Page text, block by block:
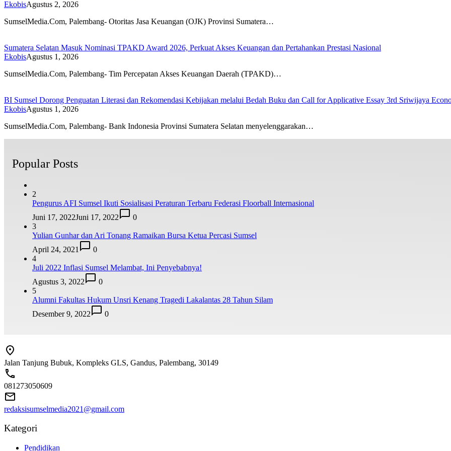
EkobisAgustus 2, 2026
SumselMedia.Com, Palembang- Otoritas Jasa Keuangan (OJK) Provinsi Sumatera…
Sumatera Selatan Masuk Nominasi TPAKD Award 2026, Perkuat Akses Keuangan dan Pertahankan Prestasi Nasional
EkobisAgustus 1, 2026
SumselMedia.Com, Palembang- Tim Percepatan Akses Keuangan Daerah (TPAKD)…
BI Sumsel Dorong Penguatan Literasi dan Rekomendasi Kebijakan melalui Bedah Buku dan Call for Applicative Essay 3rd Sriwijaya
EkobisAgustus 1, 2026
SumselMedia.Com, Palembang- Bank Indonesia Provinsi Sumatera Selatan menyelenggarakan…
Popular Posts
2
Pengurus AFI Sumsel Ikuti Sosialisasi Peraturan Terbaru Federasi Floorball Internasional
Juni 17, 2022Juni 17, 2022
0
3
Yulian Gunhar dan Ari Tonang Ramaikan Bursa Ketua Percasi Sumsel
April 24, 2021
0
4
Juli 2022 Inflasi Sumsel Melambat, Ini Penyebabnya!
Agustus 3, 2022
0
5
Alumni Fakultas Hukum Unsri Kenang Tragedi Lakalantas 28 Tahun Silam
Desember 9, 2022
0
Jalan Tanjung Bubuk, Kompleks GLS, Gandus, Palembang, 30149
081273050609
redaksisumselmedia2021@gmail.com
Kategori
Pendidikan